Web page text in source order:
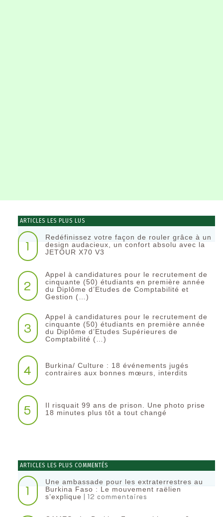
ARTICLES LES PLUS LUS
1
Redéfinissez votre façon de rouler grâce à un
design audacieux, un confort absolu avec la
JETOUR X70 V3
2
Appel à candidatures pour le recrutement de
cinquante (50) étudiants en première année
du Diplôme d’Etudes de Comptabilité et
Gestion (…)
3
Appel à candidatures pour le recrutement de
cinquante (50) étudiants en première année
du Diplôme d’Etudes Supérieures de
Comptabilité (…)
4
Burkina/ Culture : 18 événements jugés
contraires aux bonnes mœurs, interdits
5
Il risquait 99 ans de prison. Une photo prise
18 minutes plus tôt a tout changé
ARTICLES LES PLUS COMMENTÉS
1
Une ambassade pour les extraterrestres au
Burkina Faso : Le mouvement raëlien
s’explique
| 12 commentaires